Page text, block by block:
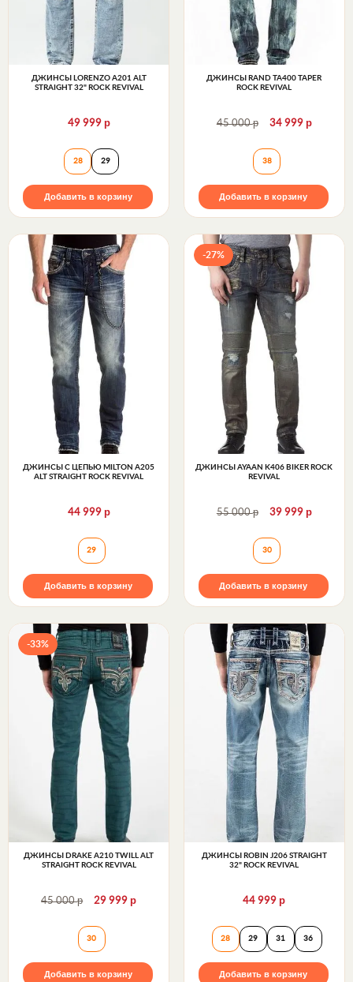
ДЖИНСЫ LORENZO A201 ALT
STRAIGHT 32" ROCK REVIVAL
49 999 р
Джинсы LORENZO A201 ALT STRAIGHT 32" Rock
28 29
Добавить в корзину
ДЖИНСЫ RAND TA400 TAPER
ROCK REVIVAL
45 000р 34 999 р
Джинсы RAND
38
Добавить в корзину
ДЖИНСЫ С ЦЕПЬЮ MILTON A205
ALT STRAIGHT ROCK REVIVAL
44 999 р
Джинсы с цепью MILTON A205 ALT STRAIGHT
29
Добавить в корзину
-27%
ДЖИНСЫ AYAAN K406 BIKER ROCK
REVIVAL
55 000р 39 999 р
Джинсы AYAAN
30
Добавить в корзину
-33%
ДЖИНСЫ DRAKE A210 TWILL ALT
STRAIGHT ROCK REVIVAL
45 000р 29 999р
Джинсы DRAKE A210 TWILL ALT STRAIGHT Rock
30
Добавить в корзину
ДЖИНСЫ ROBIN J206 STRAIGHT
32" ROCK REVIVAL
44 999р
Джинсы ROBIN
28 29 31 36
Добавить в корзину